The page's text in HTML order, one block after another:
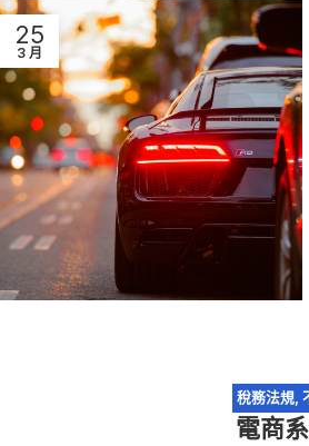
25
3 月
稅務法規,
電商